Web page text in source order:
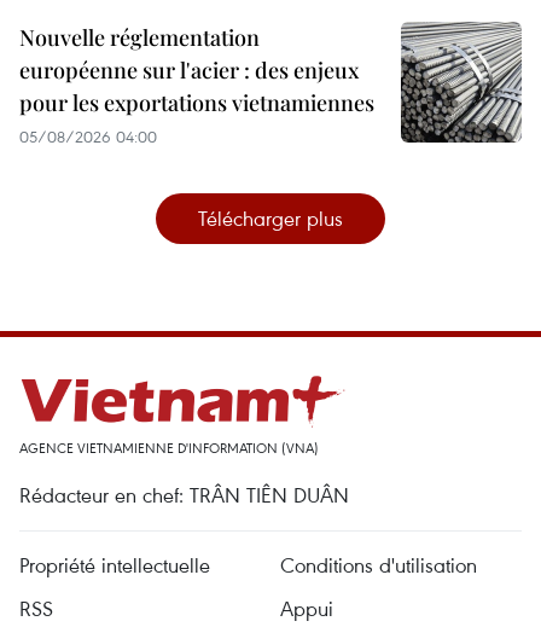
Nouvelle réglementation
européenne sur l'acier : des enjeux
pour les exportations vietnamiennes
05/08/2026 04:00
Télécharger plus
AGENCE VIETNAMIENNE D'INFORMATION (VNA)
Rédacteur en chef: TRÂN TIÊN DUÂN
Propriété intellectuelle
Conditions d'utilisation
RSS
Appui